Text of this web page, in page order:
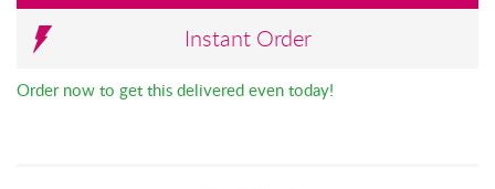
Instant Order
Order now to get this delivered even today!